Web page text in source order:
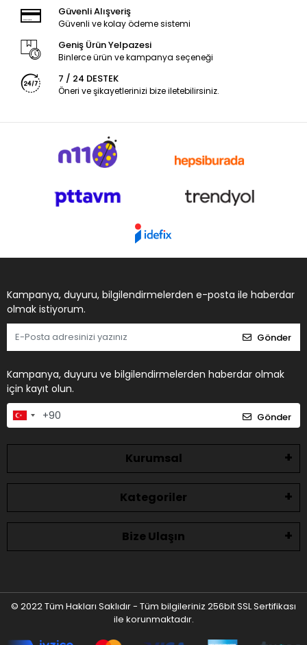
Güvenli Alışveriş
Güvenli ve kolay ödeme sistemi
Geniş Ürün Yelpazesi
Binlerce ürün ve kampanya seçeneği
7 / 24 DESTEK
Öneri ve şikayetlerinizi bize iletebilirsiniz.
Kampanya, duyuru, bilgilendirmelerden e-posta ile haberdar
olmak istiyorum.
Gönder
Kampanya, duyuru ve bilgilendirmelerden haberdar olmak
için kayıt olun.
Gönder
Kurumsal
Kategoriler
Bize Ulaşın
© 2022 Tüm Hakları Saklıdır - Tüm bilgileriniz 256bit SSL Sertifikası
ile korunmaktadır.